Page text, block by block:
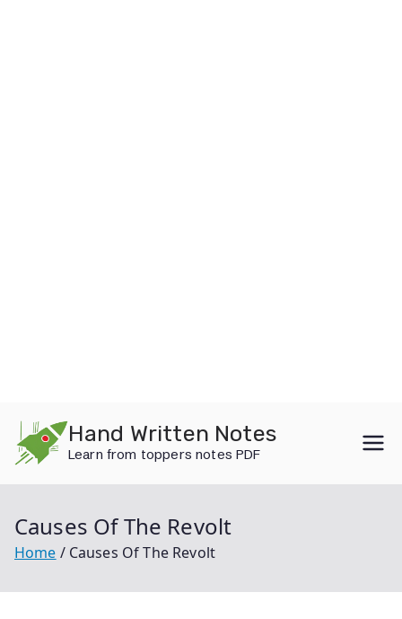
content
Hand Written Notes
Learn from toppers notes PDF
Causes Of The Revolt
Home Causes Of The Revolt